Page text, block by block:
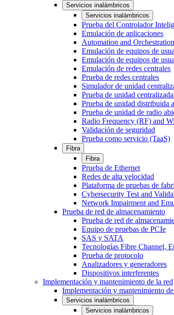
Servicios inalámbricos
Servicios inalámbricos
Prueba del Controlador
Emulación de aplicaciones
Automation and Orchestration
Emulación de equipos de
Emulación de equipos de
Emulación de redes centrales
Prueba de redes centrales
Simulador de unidad
Prueba de unidad
Prueba de unidad distribuida
Prueba de unidad de radio
Radio Frequency (RF) and
Validación de seguridad
Prueba como servicio (TaaS)
Fibra
Fibra
Prueba de Ethernet
Redes de alta velocidad
Plataforma de pruebas de
Cybersecurity Test and
Network Impairment and
Prueba de red de almacenamiento
Prueba de red de
Equipo de pruebas de PCIe
SAS y SATA
Tecnologías Fibre Channel,
Prueba de protocolo
Analizadores y generadores
Dispositivos interferentes
Implementación y mantenimiento de la red
Implementación y mantenimiento
Servicios inalámbricos
Servicios inalámbricos